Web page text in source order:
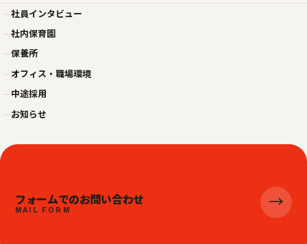
社員インタビュー
社内保育園
保養所
オフィス・職場環境
中途採用
お知らせ
フォームでのお問い合わせ
MAIL FORM →